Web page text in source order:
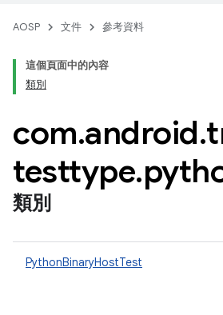
AOSP 文件 參考資料
這個頁面中的內容
類別
com.android.
testtype.
類別
PythonBinaryHostTest